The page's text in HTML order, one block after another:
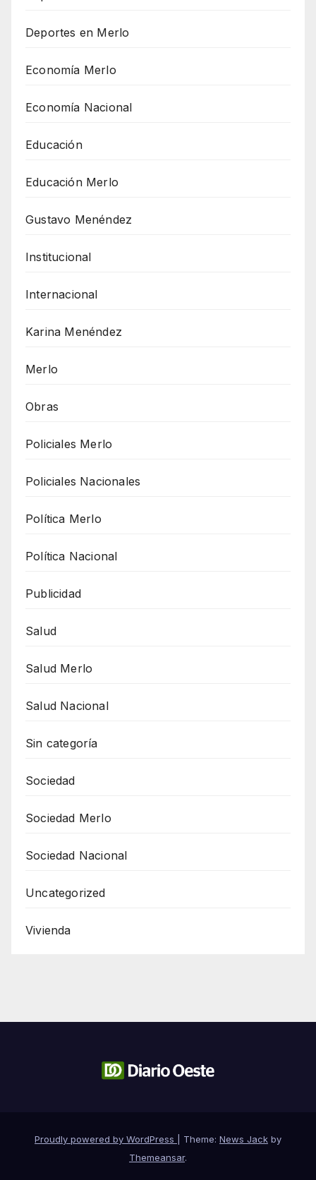
Deportes en Merlo
Economía Merlo
Economía Nacional
Educación
Educación Merlo
Gustavo Menéndez
Institucional
Internacional
Karina Menéndez
Merlo
Obras
Policiales Merlo
Policiales Nacionales
Política Merlo
Política Nacional
Publicidad
Salud
Salud Merlo
Salud Nacional
Sin categoría
Sociedad
Sociedad Merlo
Sociedad Nacional
Uncategorized
Vivienda
Proudly powered by WordPress Theme: News Jack by
Themeansar.